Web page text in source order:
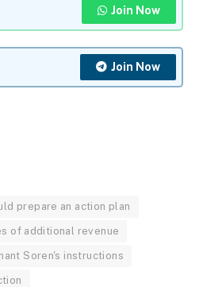
Join Now
Join Now
prepare an action plan
of additional revenue
Soren's instructions